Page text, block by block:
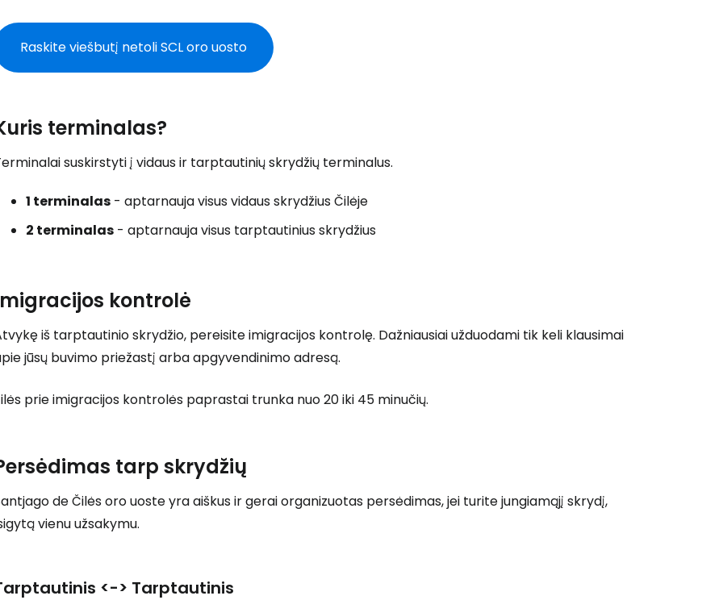
Raskite viešbutį netoli SCL oro uosto
terminalas?
suskirstyti į vidaus ir tarptautinių skrydžių terminalus.
1 terminalas - aptarnauja visus vidaus skrydžius Čilėje
2 terminalas - aptarnauja visus tarptautinius skrydžius
kontrolė
iš tarptautinio skrydžio, pereisite imigracijos kontrolę. Dažniausiai užduodami tik keli klausimai
jūsų buvimo priežastį arba apgyvendinimo adresą.
prie imigracijos kontrolės paprastai trunka nuo 20 iki 45 minučių.
tarp skrydžių
de Čilės oro uoste yra aiškus ir gerai organizuotas persėdimas, jei turite jungiamąjį skrydį,
vienu užsakymu.
<-> Tarptautinis
Prisijunkite prie Cestee
... pasaulinė kelionių bendruomenė